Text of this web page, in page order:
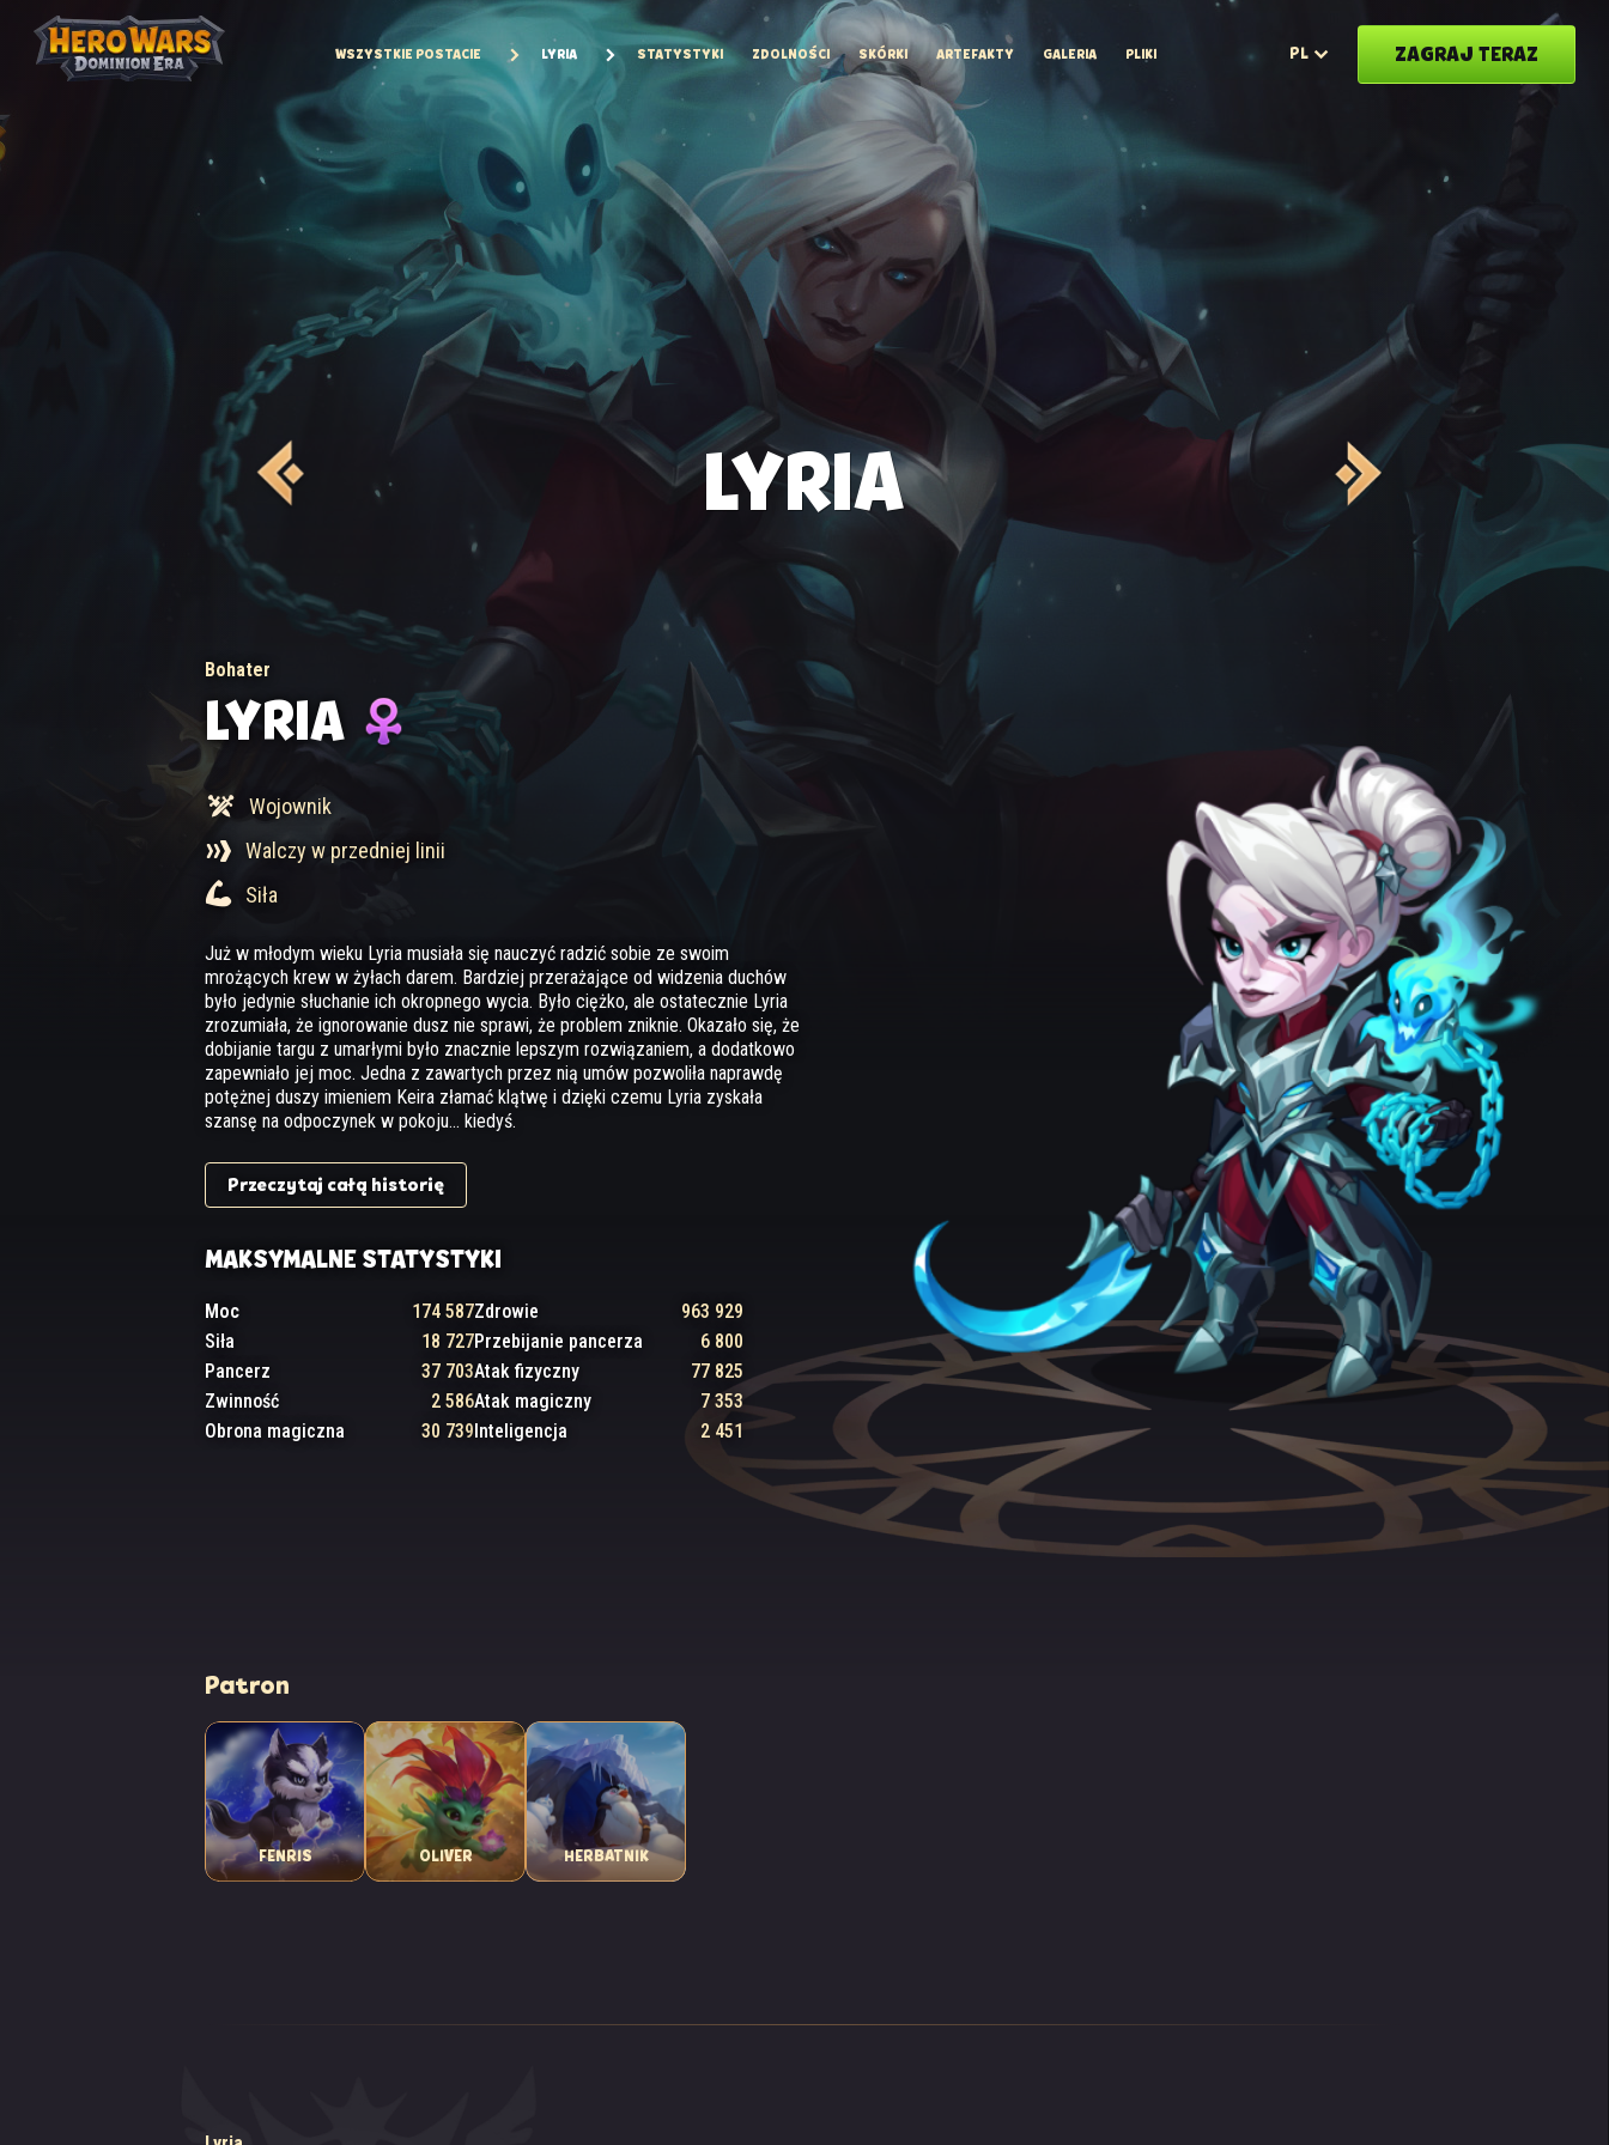
WSZYSTKIE POSTACIE LYRIA STATYSTYKI ZDOLNOŚCI SKÓRKI ARTEFAKTY GALERIA PLIKI PL ZAGRAJ TERAZ
LYRIA
Bohater
LYRIA
Wojownik
Walczy w przedniej linii
Siła
Już w młodym wieku Lyria musiała się nauczyć radzić sobie ze swoim
mrożących krew w żyłach darem. Bardziej przerażające od widzenia duchów
było jedynie słuchanie ich okropnego wycia. Było ciężko, ale ostatecznie Lyria
zrozumiała, że ignorowanie dusz nie sprawi, że problem zniknie. Okazało się, że
dobijanie targu z umarłymi było znacznie lepszym rozwiązaniem, a dodatkowo
zapewniało jej moc. Jedna z zawartych przez nią umów pozwoliła naprawdę
potężnej duszy imieniem Keira złamać klątwę i dzięki czemu Lyria zyskała
szansę na odpoczynek w pokoju... kiedyś.
Przeczytaj całą historię
MAKSYMALNE STATYSTYKI
Moc 174 587Zdrowie
963 929
Siła
18 727Przebijanie pancerza
6 800
Pancerz
37 703Atak fizyczny
77 825
Zwinność
2 586Atak magiczny
7 353
Obrona magiczna
30 739Inteligencja 2 451
Patron
FENRIS OLIVER HERBATNIK